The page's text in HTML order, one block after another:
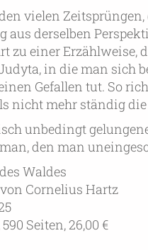
vielen
aus derselben
zu einer Erzählweise,
in die man sich
Gefallen tut. So
nicht mehr ständig
unbedingt
den man
Waldes
Cornelius Hartz
Seiten, 26,00 €